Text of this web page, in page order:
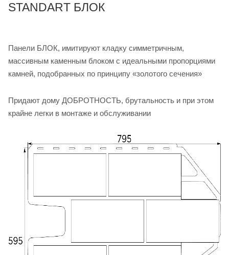
STANDART БЛОК
Панели БЛОК, имитируют кладку симметричным,
массивным каменным блоком с идеальными пропорциями
камней, подобранных по принципу «золотого сечения»
Придают дому ДОБРОТНОСТЬ, брутальность и при этом
крайне легки в монтаже и обслуживании